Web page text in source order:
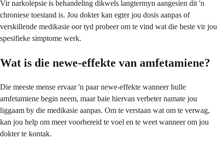
Vir narkolepsie is behandeling dikwels langtermyn aangesien dit 'n
chroniese toestand is. Jou dokter kan egter jou dosis aanpas of
verskillende medikasie oor tyd probeer om te vind wat die beste vir jou
spesifieke simptome werk.
Wat is die newe-effekte van amfetamiene?
Die meeste mense ervaar 'n paar newe-effekte wanneer hulle
amfetamiene begin neem, maar baie hiervan verbeter namate jou
liggaam by die medikasie aanpas. Om te verstaan wat om te verwag,
kan jou help om meer voorbereid te voel en te weet wanneer om jou
dokter te kontak.